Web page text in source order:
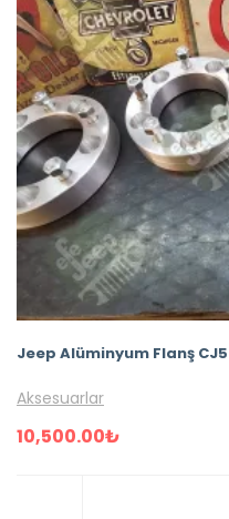
Aksesuarlar
10,500.00₺